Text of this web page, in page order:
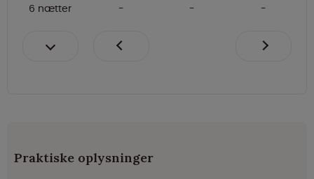
6 nætter
Praktiske oplysninger